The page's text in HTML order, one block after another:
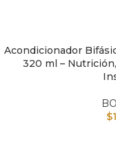
AÑADIR AL CARRITO
Acondicionador
320 ml –
$